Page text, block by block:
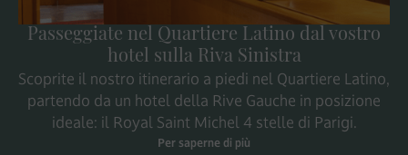
Passeggiate nel Quartiere Latino dal vostro
hotel sulla Riva Sinistra
Scoprite il nostro itinerario a piedi nel Quartiere Latino,
partendo da un hotel della Rive Gauche in posizione
ideale: il Royal Saint Michel 4 stelle di Parigi.
Per saperne di più